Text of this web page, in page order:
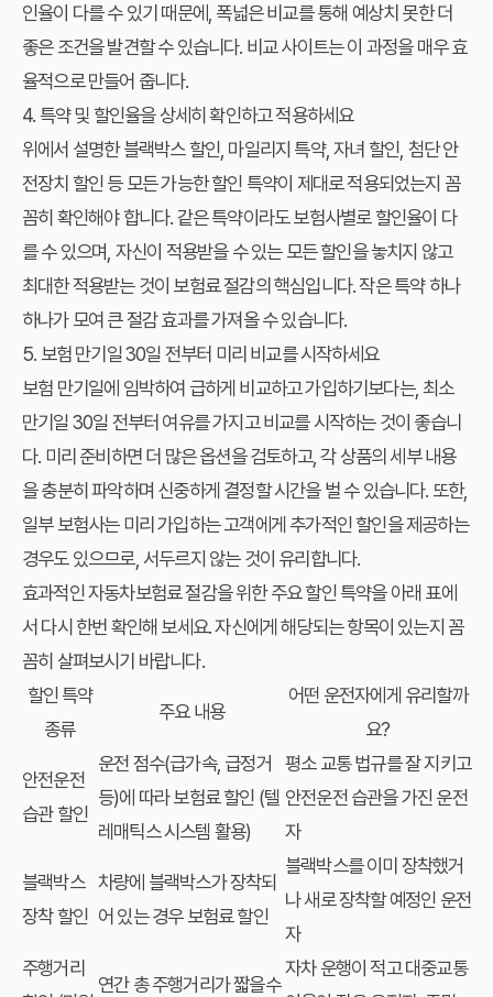
인율이 다를 수 있기 때문에, 폭넓은 비교를 통해 예상치 못한 더
좋은 조건을 발견할 수 있습니다. 비교 사이트는 이 과정을 매우 효
율적으로 만들어 줍니다.
4. 특약 및 할인율을 상세히 확인하고 적용하세요
위에서 설명한 블랙박스 할인, 마일리지 특약, 자녀 할인, 첨단 안
전장치 할인 등 모든 가능한 할인 특약이 제대로 적용되었는지 꼼
꼼히 확인해야 합니다. 같은 특약이라도 보험사별로 할인율이 다
를 수 있으며, 자신이 적용받을 수 있는 모든 할인을 놓치지 않고
최대한 적용받는 것이 보험료 절감의 핵심입니다. 작은 특약 하나
하나가 모여 큰 절감 효과를 가져올 수 있습니다.
5. 보험 만기일 30일 전부터 미리 비교를 시작하세요
보험 만기일에 임박하여 급하게 비교하고 가입하기보다는, 최소
만기일 30일 전부터 여유를 가지고 비교를 시작하는 것이 좋습니
다. 미리 준비하면 더 많은 옵션을 검토하고, 각 상품의 세부 내용
을 충분히 파악하며 신중하게 결정할 시간을 벌 수 있습니다. 또한,
일부 보험사는 미리 가입하는 고객에게 추가적인 할인을 제공하는
경우도 있으므로, 서두르지 않는 것이 유리합니다.
효과적인 자동차보험료 절감을 위한 주요 할인 특약을 아래 표에
서 다시 한번 확인해 보세요. 자신에게 해당되는 항목이 있는지 꼼
꼼히 살펴보시기 바랍니다.
할인 특약
종류
주요 내용
어떤 운전자에게 유리할까
요?
안전운전
습관 할인
운전 점수(급가속, 급정거
등)에 따라 보험료 할인 (텔
레매틱스 시스템 활용)
평소 교통 법규를 잘 지키고
안전운전 습관을 가진 운전
자
블랙박스
장착 할인
차량에 블랙박스가 장착되
어 있는 경우 보험료 할인
블랙박스를 이미 장착했거
나 새로 장착할 예정인 운전
자
주행거리
연간 총 주행거리가 짧을수
자차 운행이 적고 대중교통